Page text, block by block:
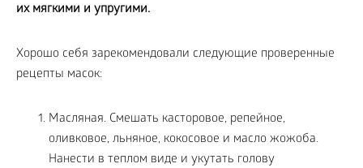
их мягкими и упругими.
Хорошо себя зарекомендовали следующие проверенные
рецепты масок:
Масляная. Смешать касторовое, репейное,
оливковое, льняное, кокосовое и масло жожоба.
Нанести в теплом виде и укутать голову